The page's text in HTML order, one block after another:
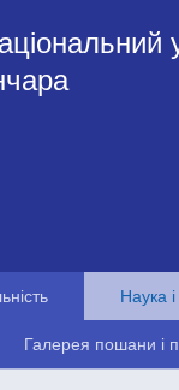
Наука
Галерея пошани і